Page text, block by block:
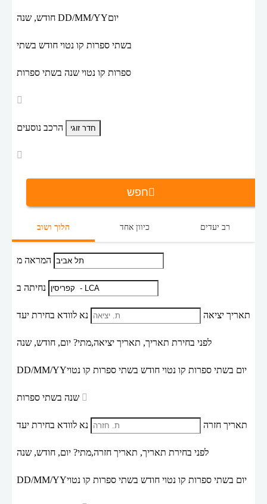
DD/MM/YYיום
בשתי ספרות קו נטוי חודש בשתי
ספרות קו נטוי שנה בשתי ספרות
הרכב נוסעים
חפש
הלוך ושוב כיוון אחד רב יעדים
המראה מ
נחיתה ב
תאריך יציאה נא לוודא בחירת יעד
לפני בחירת תאריך, תאריך יציאה,מתי? יום, חודש, שנה
DD/MM/YYיום בשתי ספרות קו נטוי חודש בשתי ספרות קו נטוי
תאריך חזרה נא לוודא בחירת יעד
לפני בחירת תאריך, תאריך חזרה,מתי? יום, חודש, שנה
DD/MM/YYיום בשתי ספרות קו נטוי חודש בשתי ספרות קו נטוי